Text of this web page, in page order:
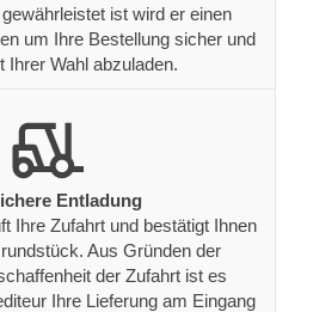
ist wird er einen
um Ihre Bestellung sicher und
Ihrer Wahl abzuladen.
Entladung
Ihre Zufahrt und bestätigt Ihnen
Aus Gründen der
der Zufahrt ist es
Ihre Lieferung am Eingang